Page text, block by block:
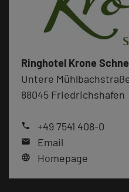
Ringhotel Krone
Untere
88045 Friedrichshafen
phone +49 7541 408-0
mail Email
language Homepage